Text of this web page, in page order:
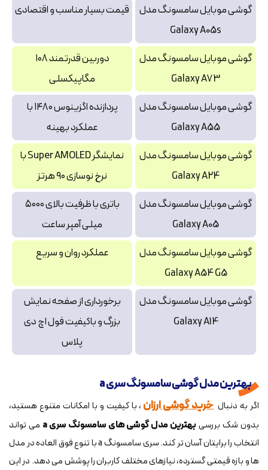
گوشی موبایل سامسونگ مدل
Galaxy A05s
قیمت بسیار مناسب و اقتصادی
گوشی موبایل سامسونگ مدل
Galaxy A73
دوربین قدرتمند ۱۰۸
مگاپیکسلی
گوشی موبایل سامسونگ مدل
Galaxy A55
پردازنده اگزینوس ۱۴۸۰ با
عملکرد بهینه
گوشی موبایل سامسونگ مدل
Galaxy A24
نمایشگر Super AMOLED با
نرخ نوسازی ۹۰ هرتز
گوشی موبایل سامسونگ مدل
Galaxy A05
باتری با ظرفیت بالای ۵۰۰۰
میلی آمپر ساعت
گوشی موبایل سامسونگ مدل
Galaxy A54 G5
عملکرد روان و سریع
گوشی موبایل سامسونگ مدل
Galaxy A14
برخورداری از صفحه نمایش
بزرگ و باکیفیت فول اچ دی
پلاس
بهترین مدل گوشی سامسونگ سری a
اگر به دنبال خرید گوشی ارزان ، با کیفیت و با امکانات متنوع هستید،
بدون شک بررسیبهترین مدل گوشی های سامسونگ سری a می تواند
انتخاب را برایتان آسان تر کند. سری سامسونگ a با تنوع فوق العاده در مدل
ها و بازه قیمتی گسترده، نیازهای مختلف کاربران را پوشش می دهد. در این